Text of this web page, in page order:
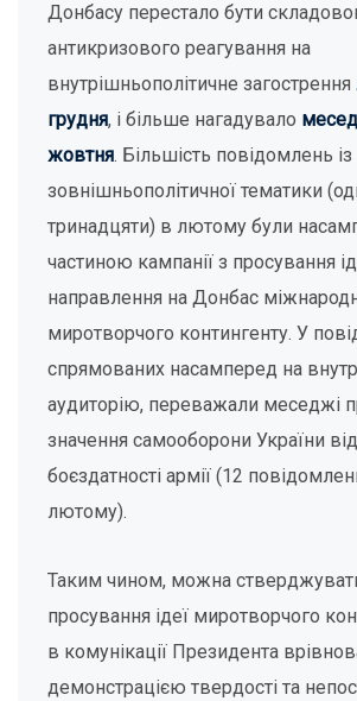
Донбасу перестало бути
антикризового реагування на
внутрішньополітичне загострення
грудня, і більше нагадувало
жовтня. Більшість повідомлень із
зовнішньополітичної тематики
тринадцяти) в лютому були
частиною кампанії з просування
направлення на Донбас
миротворчого контингенту. У
спрямованих насамперед на
аудиторію, переважали меседжі
значення самооборони України від
боєздатності армії (12
лютому).
Таким чином, можна
просування ідеї миротворчого
в комунікації Президента
демонстрацією твердості та